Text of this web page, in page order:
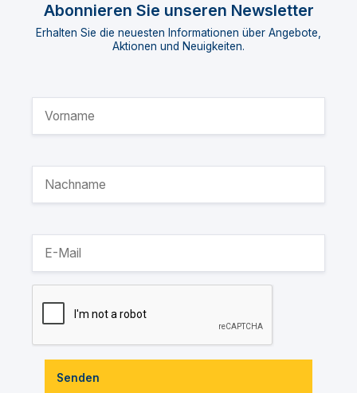
Abonnieren Sie unseren Newsletter
Erhalten Sie die neuesten Informationen über Angebote,
Aktionen und Neuigkeiten.
Senden